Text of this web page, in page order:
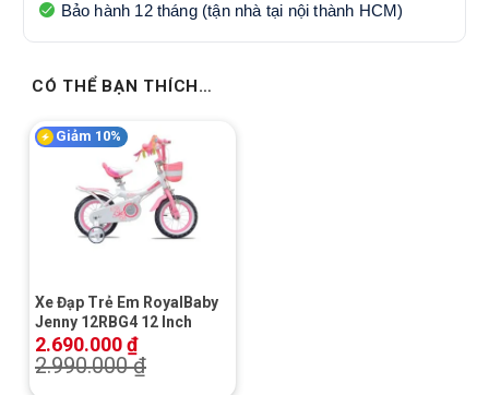
Bảo hành 12 tháng (tận nhà tại nội thành HCM)
CÓ THỂ BẠN THÍCH…
Giảm 10%
Xe Đạp Trẻ Em RoyalBaby
Jenny 12RBG4 12 Inch
2.690.000₫
2.990.000₫